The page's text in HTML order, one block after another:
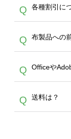
バ
ビ
は
A
ん
メ
者
Q 各種割引に
A
カ
ま
イ
ン
ト
から
年
文
Q 布製品への
A
意
ワ
とい
を
Q Officeや
A
ませ
像
Q 送料は？